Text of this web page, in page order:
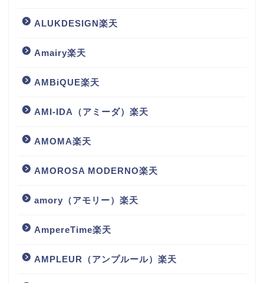
ALUKDESIGN楽天
Amairy楽天
AMBiQUE楽天
AMI-IDA（アミーダ）楽天
AMOMA楽天
AMOROSA MODERNO楽天
amory（アモリー）楽天
AmpereTime楽天
AMPLEUR（アンプルール）楽天